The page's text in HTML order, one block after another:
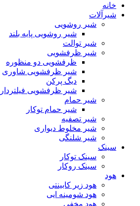
خانه
شیرآلات
شیر روشویی
شیر روشویی پایه بلند
شیر توالت
شیر ظرفشویی
ظرفشویی دو منظوره
شیر ظرفشویی شاوری
دیگ پرکن
شیر ظرفشویی فیلتردار
شیر حمام
شیر حمام توکار
شیر تصفیه
شیر مخلوط دیواری
شیر شلنگی
سینک
سینک توکار
سینک روکار
هود
هود زیر كابینتی
هود شومینه ایی
هود مخفى